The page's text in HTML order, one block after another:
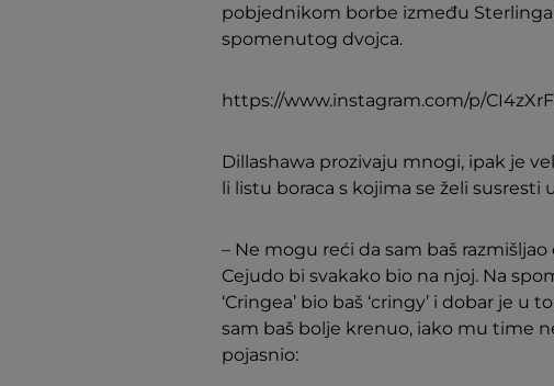
pobjednikom borbe između Sterlinga
spomenutog dvojca.
https://www.instagram.com/p/
Dillashawa prozivaju mnogi, ipak je
li listu boraca s kojima se želi susresti
– Ne mogu reći da sam baš
Cejudo bi svakako bio na njoj. Na
‘Cringea’ bio baš ‘cringy’ i dobar je
sam baš bolje krenuo, iako mu time
pojasnio: